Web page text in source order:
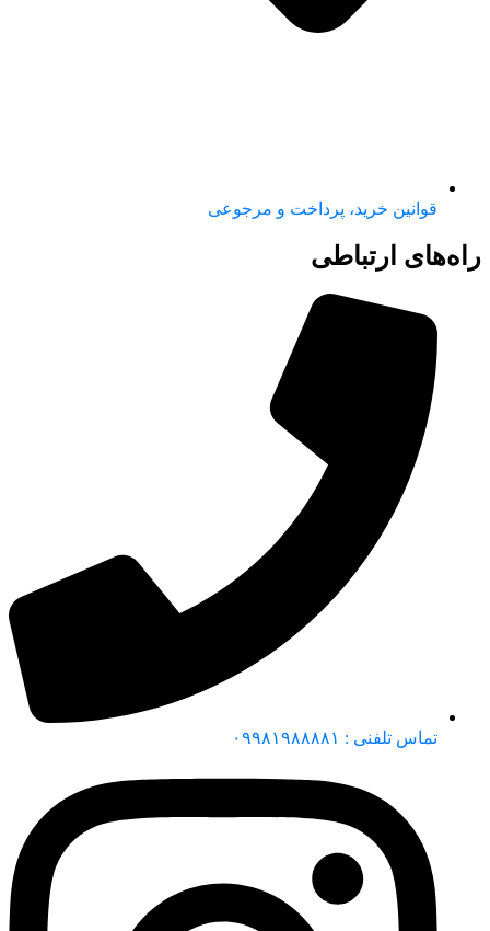
قوانین خرید، پرداخت و مرجوعی
راه‌های ارتباطی
تماس تلفنی : ۰۹۹۸۱۹۸۸۸۸۱